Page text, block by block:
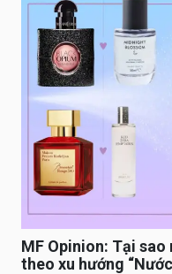
MF Opinion: Tại
theo xu hướng